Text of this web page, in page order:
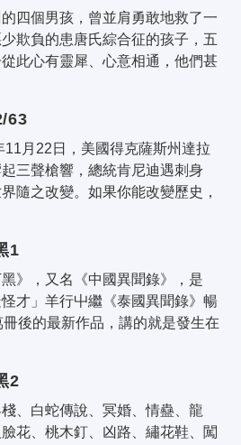
四個男孩，曾並肩勇敢地救了一
欺負的患唐氏綜合征的孩子，五
此心有靈犀、心意相通，他們甚
63
11月22日，美國得克薩斯州達拉
三聲槍響，總統肯尼迪遇刺身
隨之改變。如果你能改變歷史，
1
黑》，又名《中國異聞錄》，是
怪才」羊行屮繼《泰國異聞錄》暢
冊後的最新作品，講的就是發生在
2
、白蛇傳說、冥婚、情蠱、龍
花、桃木釘、凶路、繡花鞋、闖